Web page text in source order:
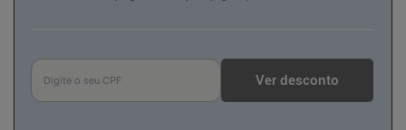
Ver desconto